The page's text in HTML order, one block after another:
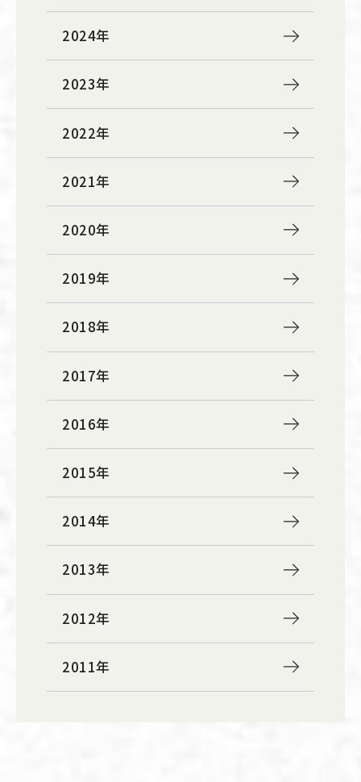
2024年
2023年
2022年
2021年
2020年
2019年
2018年
2017年
2016年
2015年
2014年
2013年
2012年
2011年